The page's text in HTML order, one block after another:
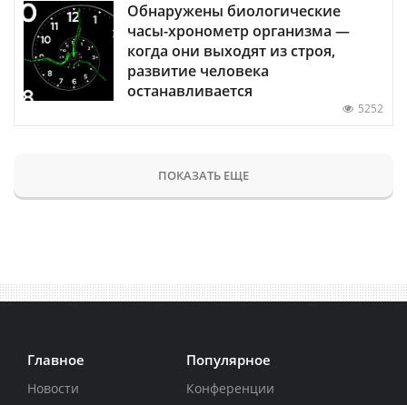
Обнаружены биологические
часы-хронометр организма —
когда они выходят из строя,
развитие человека
останавливается
5252
ПОКАЗАТЬ ЕЩЕ
Главное
Новости
Популярное
Конференции